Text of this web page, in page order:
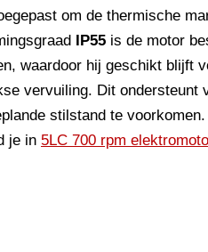
om de thermische
IP55 is de motor
waardoor hij geschikt blijft
vervuiling. Dit ondersteunt
stilstand te
je in 5LC 700 rpm